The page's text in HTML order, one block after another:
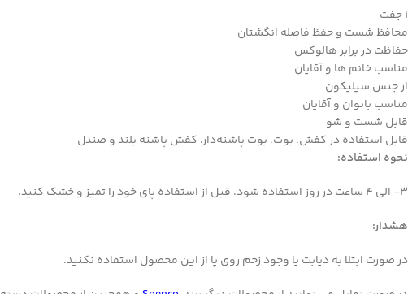
1 جفت
محافظ شست و حفظ فاصله انگشتان
حفاظت در برابر هالوکس
مناسب خانم ها و آقایان
از جنس سیلیکون
مناسب بانوان و آقایان
قابل شست و شو
قابل استفاده در کفش، بوت، بوت پاشنه‌دار، کفش پاشنه بلند و صندل
نحوه استفاده:
3- الی 4 ساعت در روز استفاده شود. قبل از استفاده پای خود را تمیز و خشک کنید.
هشدار:
در صورت ابتلا به دیابت یا وجود زخم روی پا از این محصول استفاده نکنید.
Facebook
Instagram
linkedin
WhatsApp
تلگرام